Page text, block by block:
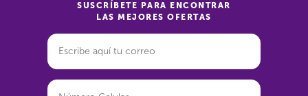
SUSCRÍBETE PARA ENCONTRAR
LAS MEJORES OFERTAS